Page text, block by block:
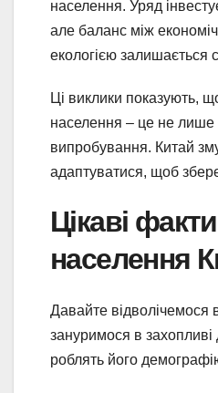
населення. Уряд
але баланс між
екологією залишається
Ці виклики показують,
населення – це не лише
випробування. Китай
адаптуватися, щоб
Цікаві
населення
Давайте відволічемося
зануримося в захопливі
роблять його